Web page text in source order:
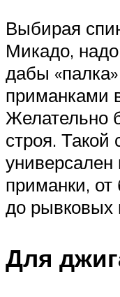
Выбирая
Микадо,
дабы
приманками
Желательно
строя. Такой
приманки,
до рывковых
Для